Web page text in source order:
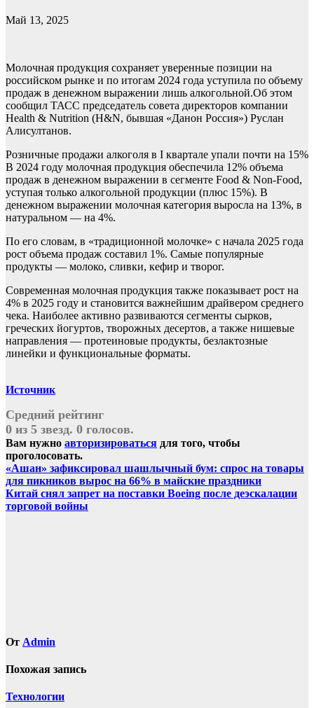
Май 13, 2025
Молочная продукция сохраняет уверенные позиции на
российском рынке и по итогам 2024 года уступила по объему
продаж в денежном выражении лишь алкогольной.Об этом
сообщил ТАСС председатель совета директоров компании
Health & Nutrition (H&N, бывшая «Данон Россия») Руслан
Алисултанов.
Розничные продажи алкоголя в I квартале упали почти на 15%
В 2024 году молочная продукция обеспечила 12% объема
продаж в денежном выражении в сегменте Food & Non-Food,
уступая только алкогольной продукции (плюс 15%). В
денежном выражении молочная категория выросла на 13%, в
натуральном — на 4%.
По его словам, в «традиционной молочке» с начала 2025 года
рост объема продаж составил 1%. Самые популярные
продукты — молоко, сливки, кефир и творог.
Современная молочная продукция также показывает рост на
4% в 2025 году и становится важнейшим драйвером среднего
чека. Наиболее активно развиваются сегменты сырков,
греческих йогуртов, творожных десертов, а также нишевые
направления — протеиновые продукты, безлактозные
линейки и функциональные форматы.
Источник
Средний рейтинг
0 из 5 звезд. 0 голосов.
Вам нужно авторизироваться для того, чтобы
проголосовать.
Навигация
по
записям
«Ашан» зафиксировал шашлычный бум: спрос на товары
для пикников вырос на 66% в майские праздники
Китай снял запрет на поставки Boeing после деэскалации
торговой войны
От Admin
Похожая запись
Технологии